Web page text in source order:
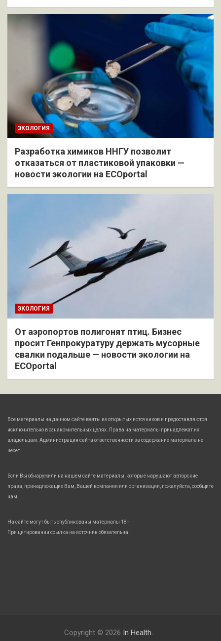
ЭКОЛОГИЯ
Разработка химиков ННГУ позволит
отказаться от пластиковой упаковки —
новости экологии на ECOportal
ЭКОЛОГИЯ
От аэропортов полигонят птиц. Бизнес
просит Генпрокуратуру держать мусорные
свалки подальше — новости экологии на
ECOportal
Все материалы на данном сайте взяты из открытых источников и предоставляются
исключительно в ознакомительных целях. Права на материалы принадлежат их
владельцам. Администрация сайта ответственности за содержание материала не
несет.
Если Вы обнаружили на нашем сайте материалы, которые нарушают авторские
права, принадлежащие Вам, Вашей компании или организации, пожалуйста, сообщите
нам.
На сайте могут быть опубликованы материалы 18+!
При цитировании ссылка на источник обязательна.
Copyright © 2026 In Health.